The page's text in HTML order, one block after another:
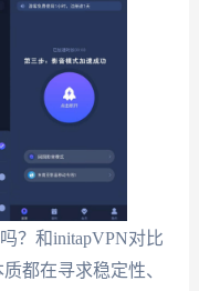
？和initapVPN对比
都在寻求稳定性、